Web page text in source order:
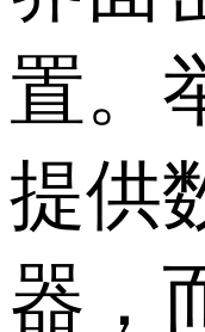
置。
提供
器，